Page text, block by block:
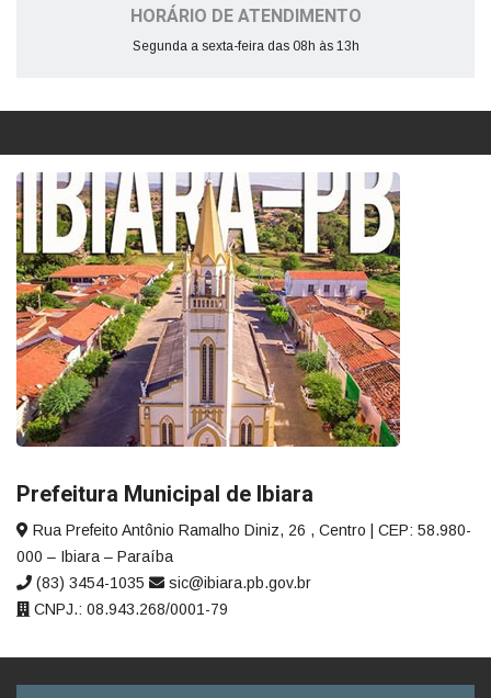
HORÁRIO DE ATENDIMENTO
Segunda a sexta-feira das 08h às 13h
Prefeitura Municipal de Ibiara
Rua Prefeito Antônio Ramalho Diniz, 26 , Centro | CEP: 58.980-
000 – Ibiara – Paraíba
(83) 3454-1035
sic@ibiara.pb.gov.br
CNPJ.: 08.943.268/0001-79